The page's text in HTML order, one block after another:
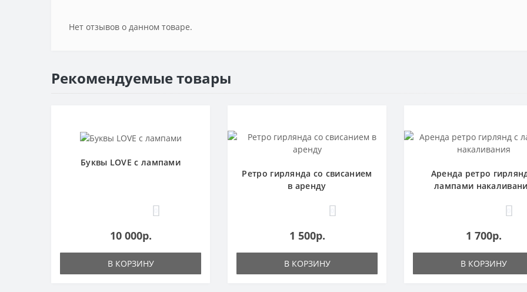
Нет отзывов о данном товаре.
Рекомендуемые товары
Буквы LOVE с лампами
10 000р.
В КОРЗИНУ
Ретро гирлянда со свисанием
в аренду
1 500р.
В КОРЗИНУ
Аренда ретро
лампами
1 700р.
В КОРЗИНУ